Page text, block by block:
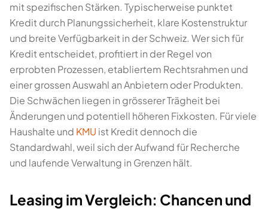
mit spezifischen Stärken. Typischerweise punktet
Kredit durch Planungssicherheit, klare Kostenstruktur
und breite Verfügbarkeit in der Schweiz. Wer sich für
Kredit entscheidet, profitiert in der Regel von
erprobten Prozessen, etabliertem Rechtsrahmen und
einer grossen Auswahl an Anbietern oder Produkten.
Die Schwächen liegen in grösserer Trägheit bei
Änderungen und potentiell höheren Fixkosten. Für viele
Haushalte und KMU ist Kredit dennoch die
Standardwahl, weil sich der Aufwand für Recherche
und laufende Verwaltung in Grenzen hält.
Leasing im Vergleich: Chancen und